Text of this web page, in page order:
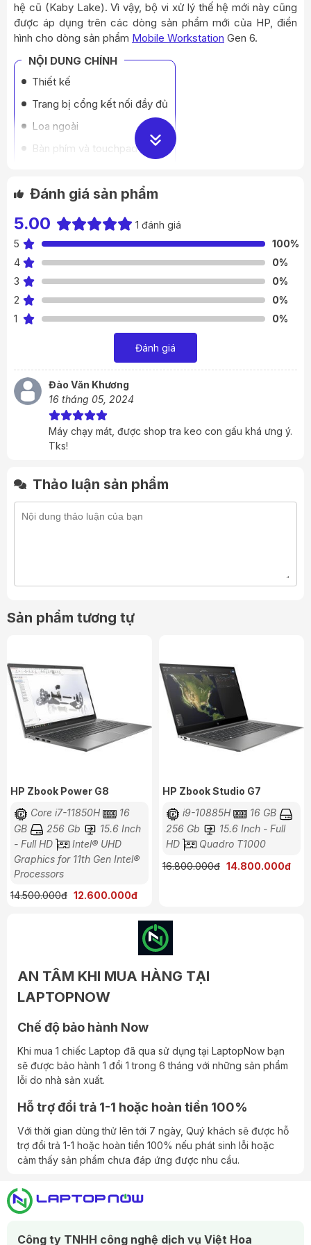
hệ cũ (Kaby Lake). Vì vậy, bộ vi xử lý thế hệ mới này cũng
được áp dụng trên các dòng sản phẩm mới của HP, điển
hình cho dòng sản phẩm Mobile Workstation Gen 6.
NỘI DUNG CHÍNH
Thiết kế
Trang bị cổng kết nối đầy đủ
Loa ngoài
Bàn phím và touchpad
Nhiều option cho cấu hình
Tổng kết
toàn mới cho dòng sản phẩm Mobile Workstation của mình,
các đường cắt cnc cực kì sắc nét và chính xác, khiến máy
trở nên mạnh mẽ và vô cùng hầm hố, một đặc điểm ngoại
hình dễ nhận ra trên các dòng máy trạm di động.
Với tông màu xám bạc toát lên vẻ sang trọng cùng với logo
HPđược thiết kế hoàn toàn mới để phân biệt phân khúc
Dễ dàng phân biệt dòng sản phẩm cao cấp qua logo HP
được thiết kế mới
Nắp máy HP Zbook 15 G6 là nhôm nguyên khối sơn màu
xám bạc, với vẻ ngoài vuông vắn và cắt vát xéo hai cạnh tại
vị trí gần bản lề. Tại đỉnh nắp là phần viền ăng ten được ráp
hình.
tổng thể máy, tạo cảm giác gập mở màn hình một cách
Đánh giá sản phẩm
5.00
1 đánh giá
5
100%
4
0%
3
0%
2
0%
1
0%
Đánh giá
Đào Văn Khương
16 tháng 05, 2024
Máy chạy mát, được shop tra keo con gấu khá ưng ý.
Tks!
Thảo luận sản phẩm
Sản phẩm tương tự
HP Zbook Power G8
Core i7-11850H
16
GB
256 Gb
15.6 Inch
- Full HD
Intel® UHD
Graphics for 11th Gen Intel®
Processors
14.500.000đ 12.600.000đ
HP Zbook Studio G7
i9-10885H
16 GB
256 Gb
15.6 Inch - Full
HD
Quadro T1000
16.800.000đ 14.800.000đ
AN TÂM KHI MUA HÀNG TẠI
LAPTOPNOW
Chế độ bảo hành Now
Khi mua 1 chiếc Laptop đã qua sử dụng tại LaptopNow bạn
sẽ được bảo hành 1 đổi 1 trong 6 tháng với những sản phẩm
lỗi do nhà sản xuất.
Hỗ trợ đổi trả 1-1 hoặc hoàn tiền 100%
Với thời gian dùng thử lên tới 7 ngày, Quý khách sẽ được hỗ
trợ đổi trả 1-1 hoặc hoàn tiền 100% nếu phát sinh lỗi hoặc
cảm thấy sản phẩm chưa đáp ứng được nhu cầu.
Công ty TNHH công nghệ dịch vụ Việt Hoa